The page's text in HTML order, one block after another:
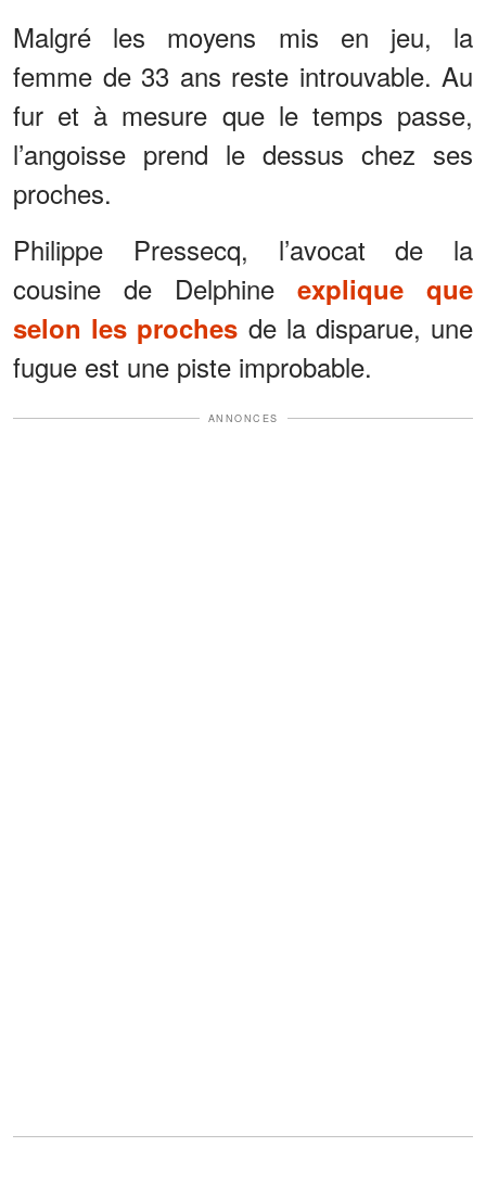
Malgré les moyens mis en jeu, la
femme de 33 ans reste introuvable. Au
fur et à mesure que le temps passe,
l’angoisse prend le dessus chez ses
proches.
Philippe Pressecq, l’avocat de la
cousine de Delphine explique que
selon les proches de la disparue, une
fugue est une piste improbable.
ANNONCES